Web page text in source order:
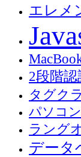
エレメ
2段階認
タグク
パソコン
ラング
データ